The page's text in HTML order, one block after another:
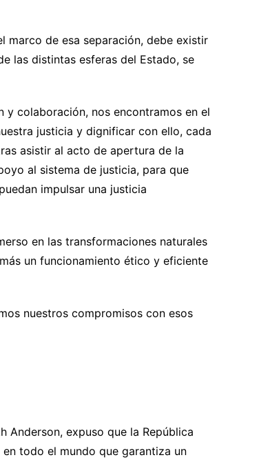
marco de esa separación, debe existir
las distintas esferas del Estado, se
y colaboración, nos encontramos en el
justicia y dignificar con ello, cada
asistir al acto de apertura de la
al sistema de justicia, para que
impulsar una justicia
en las transformaciones naturales
un funcionamiento ético y eficiente
nuestros compromisos con esos
Anderson, expuso que la República
todo el mundo que garantiza un